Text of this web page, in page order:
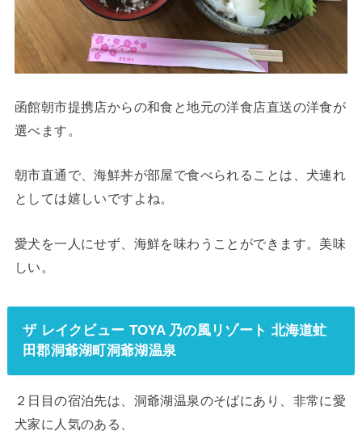
函館朝市提携店からの和食と地元の洋食店直送の洋食が
選べます。
朝市直通で、海鮮丼が部屋で食べられることは、犬連れ
としては嬉しいですよね。
愛犬を一人にせず、海鮮を味わうことができます。美味
しい。
ザ レイクビュー TOYA 乃の風リゾート 北海道虻
田郡洞爺湖町洞爺湖温泉
２日目の宿泊先は、洞爺湖温泉のそばにあり、非常に愛
犬家に人気のある、